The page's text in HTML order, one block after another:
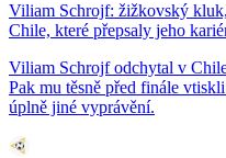
Viliam Schrojf: žižkovský
Chile, které přepsaly jeho
Viliam Schrojf odchytal v
Pak mu těsně před finále
úplně jiné vyprávění.